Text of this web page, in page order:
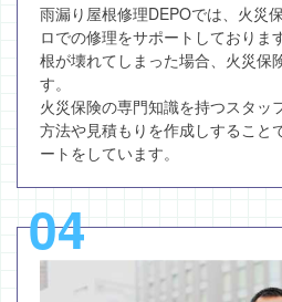
雨漏り屋根修理DEPOでは、火災
ロでの修理をサポートしており
根が壊れてしまった場合、火災保
す。
火災保険の専門知識を持つスタッ
方法や見積もりを作成しすること
ートをしています。
04